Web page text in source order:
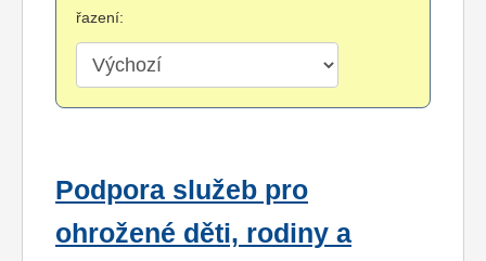
řazení:
Podpora služeb pro
ohrožené děti, rodiny a